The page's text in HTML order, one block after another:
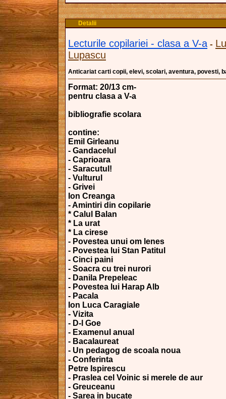
Detalii
Lecturile copilariei - clasa a V-a-
Lupascu
Anticariat carti copii, elevi, scolari, aventura, povesti,
Format: 20/13 cm-
pentru clasa a V-a
bibliografie scolara
contine:
Emil Girleanu
- Gandacelul
- Caprioara
- Saracutul!
- Vulturul
- Grivei
Ion Creanga
- Amintiri din copilarie
* Calul Balan
* La urat
* La cirese
- Povestea unui om lenes
- Povestea lui Stan Patitul
- Cinci paini
- Soacra cu trei nurori
- Danila Prepeleac
- Povestea lui Harap Alb
- Pacala
Ion Luca Caragiale
- Vizita
- D-l Goe
- Examenul anual
- Bacalaureat
- Un pedagog de scoala noua
- Conferinta
Petre Ispirescu
- Praslea cel Voinic si merele de aur
- Greuceanu
- Sarea in bucate